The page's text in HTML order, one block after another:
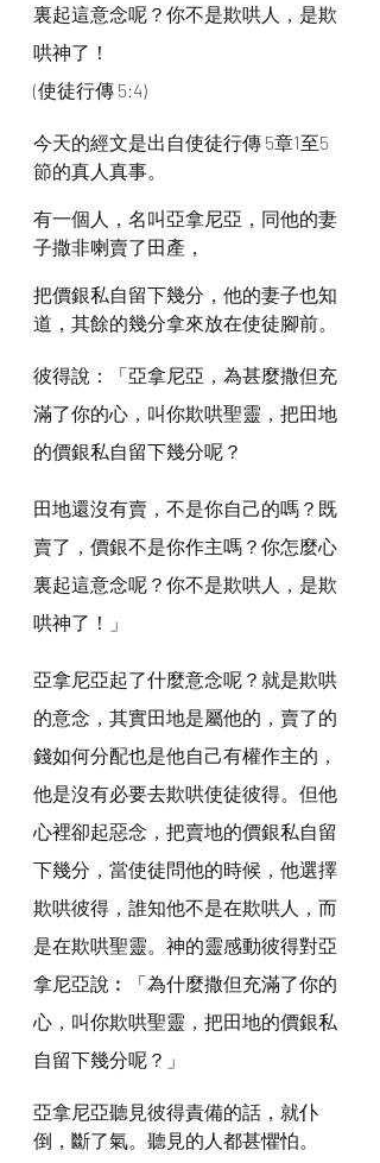
裏起這意念呢？你不是欺哄人，是欺
哄神了！
(使徒行傳 5:4)
今天的經文是出自使徒行傳 5章1至5
節的真人真事。
有一個人，名叫亞拿尼亞，同他的妻
子撒非喇賣了田產，
把價銀私自留下幾分，他的妻子也知
道，其餘的幾分拿來放在使徒腳前。
彼得說：「亞拿尼亞，為甚麼撒但充
滿了你的心，叫你欺哄聖靈，把田地
的價銀私自留下幾分呢？
田地還沒有賣，不是你自己的嗎？既
賣了，價銀不是你作主嗎？你怎麼心
裏起這意念呢？你不是欺哄人，是欺
哄神了！」
亞拿尼亞起了什麼意念呢？就是欺哄
的意念，其實田地是屬他的，賣了的
錢如何分配也是他自己有權作主的，
他是沒有必要去欺哄使徒彼得。但他
心裡卻起惡念，把賣地的價銀私自留
下幾分，當使徒問他的時候，他選擇
欺哄彼得，誰知他不是在欺哄人，而
是在欺哄聖靈。神的靈感動彼得對亞
拿尼亞說︰「為什麼撒但充滿了你的
心，叫你欺哄聖靈，把田地的價銀私
自留下幾分呢？」
亞拿尼亞聽見彼得責備的話，就仆
倒，斷了氣。聽見的人都甚懼怕。